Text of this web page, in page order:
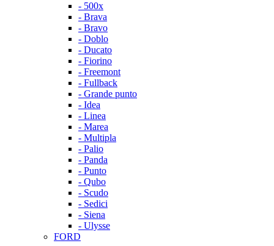
- 500x
- Brava
- Bravo
- Doblo
- Ducato
- Fiorino
- Freemont
- Fullback
- Grande punto
- Idea
- Linea
- Marea
- Multipla
- Palio
- Panda
- Punto
- Qubo
- Scudo
- Sedici
- Siena
- Ulysse
FORD